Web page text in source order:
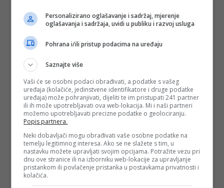
Personalizirano oglašavanje i sadržaj, mjerenje
oglašavanja i sadržaja, uvidi u publiku i razvoj usluga
Pohrana i/ili pristup podacima na uređaju
Saznajte više
Vaši će se osobni podaci obrađivati, a podatke s vašeg
uređaja (kolačiće, jedinstvene identifikatore i druge podatke
uređaja) može pohranjivati, dijeliti te im pristupati 241 partner
ili ih može upotrebljavati ova web-lokacija. Mi i naši partneri
možemo upotrebljavati precizne podatke o geolociranju.
Popis partnera.
Neki dobavljači mogu obrađivati vaše osobne podatke na
temelju legitimnog interesa. Ako se ne slažete s tim, u
nastavku možete upravljati svojim opcijama. Potražite vezu pri
dnu ove stranice ili na izborniku web-lokacije za upravljanje
pristankom ili povlačenje pristanka u postavkama privatnosti i
kolačića.